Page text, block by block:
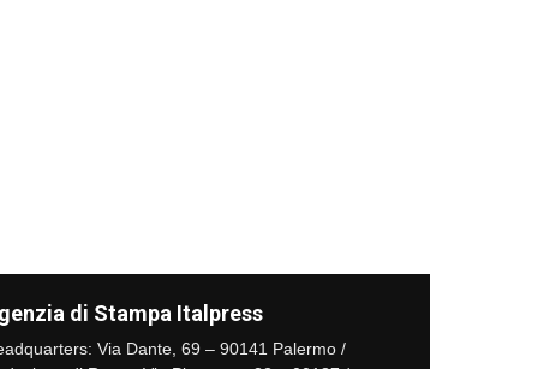
di Stampa Italpress
Via Dante, 69 – 90141 Palermo /